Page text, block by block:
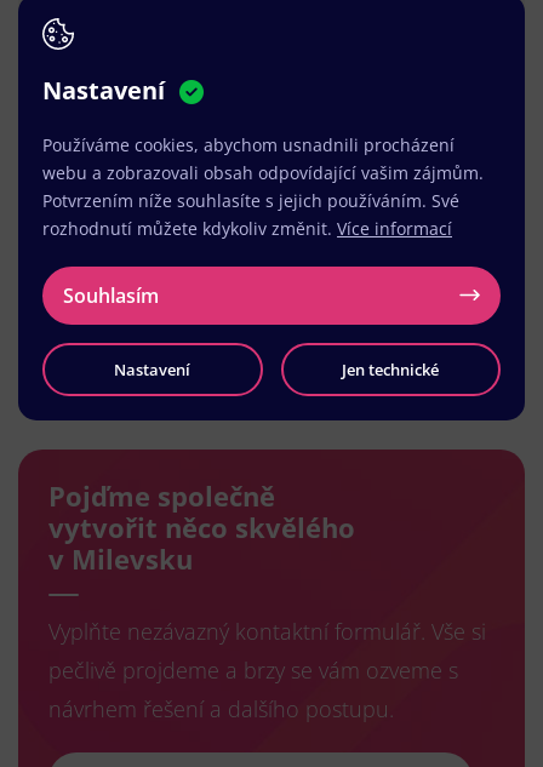
Načíst další
Pojďme společně
vytvořit něco skvělého
v Milevsku
Vyplňte nezávazný kontaktní formulář. Vše si
pečlivě projdeme a brzy se vám ozveme s
návrhem řešení a dalšího postupu.
Nastavení
Používáme cookies, abychom usnadnili procházení
webu a zobrazovali obsah odpovídající vašim zájmům.
Potvrzením níže souhlasíte s jejich používáním. Své
rozhodnutí můžete kdykoliv změnit. Více informací
Souhlasím
Nastavení Jen technické